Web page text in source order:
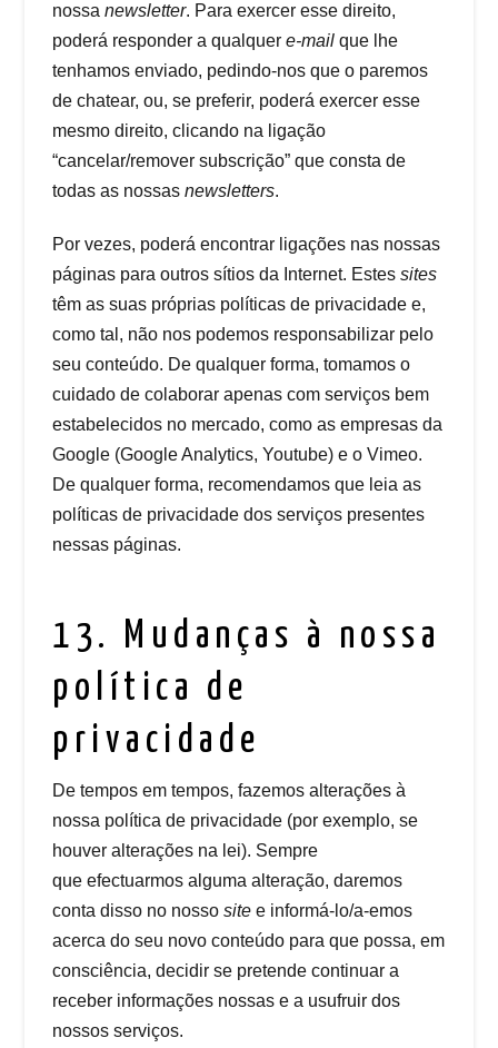
nossanewsletter. Para exercer esse direito,
poderá responder a qualquere-mail que lhe
tenhamos enviado, pedindo-nos que o paremos
de chatear, ou, se preferir, poderá exercer esse
mesmo direito, clicando na ligação
“cancelar/remover subscrição” que consta de
todas as nossasnewsletters.
Por vezes, poderá encontrar ligações nas nossas
páginas para outros sítios da Internet. Estessites
têm as suas próprias políticas de privacidade e,
como tal, não nos podemos responsabilizar pelo
seu conteúdo. De qualquer forma, tomamos o
cuidado de colaborar apenas com serviços bem
estabelecidos no mercado, como as empresas da
Google (Google Analytics, Youtube) e o Vimeo.
De qualquer forma, recomendamos que leia as
políticas de privacidade dos serviços presentes
nessas páginas.
13. Mudanças à nossa
política de
privacidade
De tempos em tempos, fazemos alterações à
nossa política de privacidade (por exemplo, se
houver alterações na lei). Sempre
que efectuarmos alguma alteração, daremos
conta disso no nossosite e informá-lo/a-emos
acerca do seu novo conteúdo para que possa, em
consciência, decidir se pretende continuar a
receber informações nossas e a usufruir dos
nossos serviços.